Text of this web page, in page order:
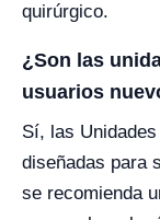
quirúrgico.
¿Son las
usuarios
Sí, las
diseñadas para
se recomienda